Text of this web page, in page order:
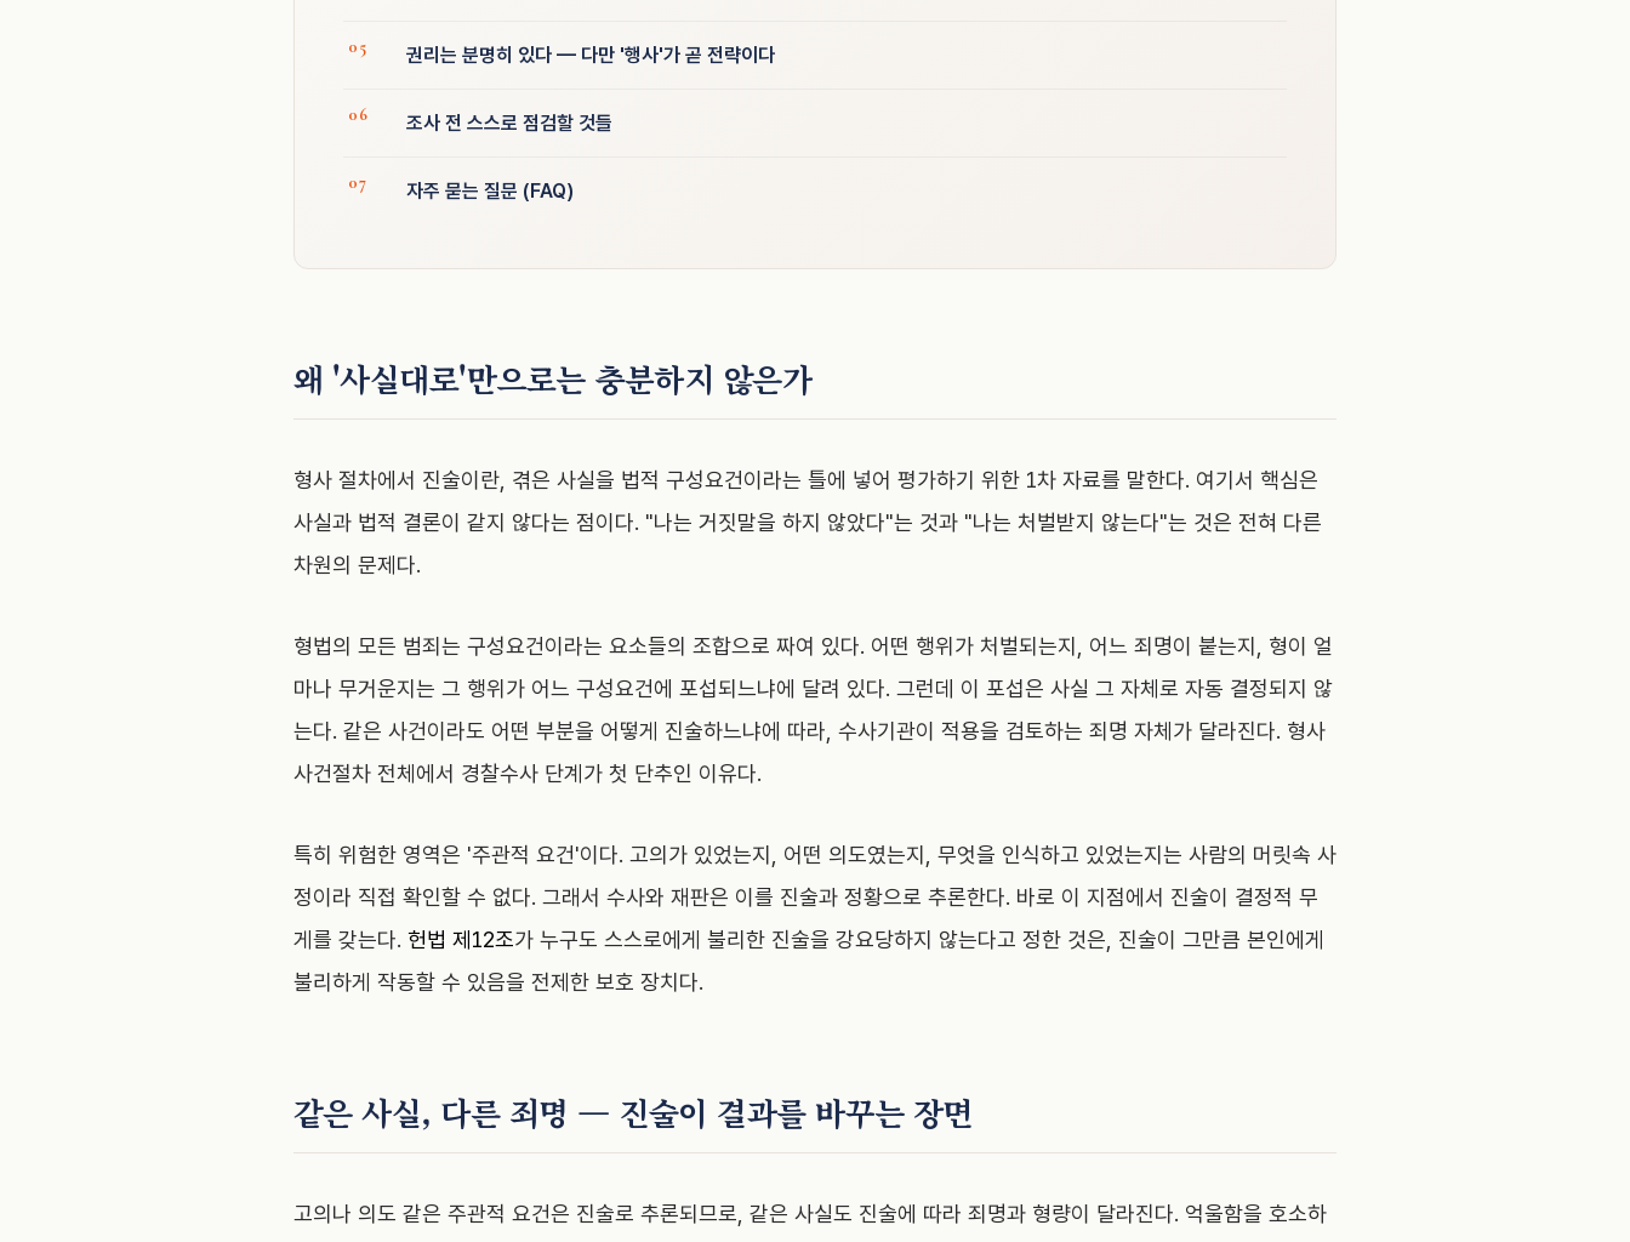
권리는 분명히 있다 — 다만 '행사'가 곧 전략이다
조사 전 스스로 점검할 것들
자주 묻는 질문 (FAQ)
왜 '사실대로'만으로는 충분하지 않은가
형사 절차에서 진술이란, 겪은 사실을 법적 구성요건이라는 틀에 넣어 평가하기 위한 1차 자료를 말한다. 여기서 핵심은
사실과 법적 결론이 같지 않다는 점이다. "나는 거짓말을 하지 않았다"는 것과 "나는 처벌받지 않는다"는 것은 전혀 다른
차원의 문제다.
형법의 모든 범죄는 구성요건이라는 요소들의 조합으로 짜여 있다. 어떤 행위가 처벌되는지, 어느 죄명이 붙는지, 형이 얼
마나 무거운지는 그 행위가 어느 구성요건에 포섭되느냐에 달려 있다. 그런데 이 포섭은 사실 그 자체로 자동 결정되지 않
는다. 같은 사건이라도 어떤 부분을 어떻게 진술하느냐에 따라, 수사기관이 적용을 검토하는 죄명 자체가 달라진다. 형사
사건절차 전체에서 경찰수사 단계가 첫 단추인 이유다.
특히 위험한 영역은 '주관적 요건'이다. 고의가 있었는지, 어떤 의도였는지, 무엇을 인식하고 있었는지는 사람의 머릿속 사
정이라 직접 확인할 수 없다. 그래서 수사와 재판은 이를 진술과 정황으로 추론한다. 바로 이 지점에서 진술이 결정적 무
게를 갖는다. 헌법 제12조가 누구도 스스로에게 불리한 진술을 강요당하지 않는다고 정한 것은, 진술이 그만큼 본인에게
불리하게 작동할 수 있음을 전제한 보호 장치다.
같은 사실, 다른 죄명 — 진술이 결과를 바꾸는 장면
고의나 의도 같은 주관적 요건은 진술로 추론되므로, 같은 사실도 진술에 따라 죄명과 형량이 달라진다. 억울함을 호소하